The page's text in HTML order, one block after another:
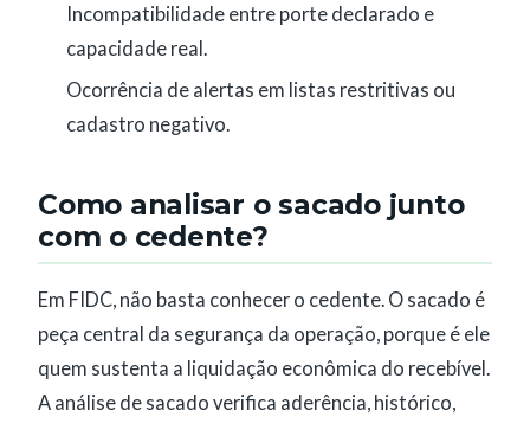
Incompatibilidade entre porte declarado e
capacidade real.
Ocorrência de alertas em listas restritivas ou
cadastro negativo.
Como analisar o sacado junto
com o cedente?
Em FIDC, não basta conhecer o cedente. O sacado é
peça central da segurança da operação, porque é ele
quem sustenta a liquidação econômica do recebível.
A análise de sacado verifica aderência, histórico,